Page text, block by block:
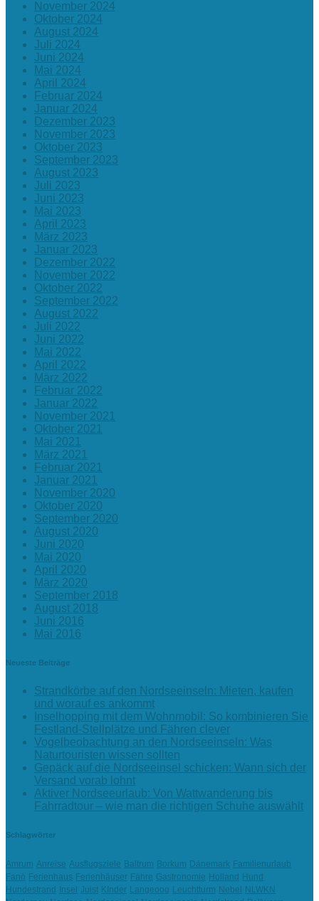
November 2024
Oktober 2024
August 2024
Juli 2024
Juni 2024
Mai 2024
April 2024
Februar 2024
Januar 2024
Dezember 2023
November 2023
Oktober 2023
September 2023
August 2023
Juli 2023
Juni 2023
Mai 2023
April 2023
März 2023
Januar 2023
Dezember 2022
November 2022
Oktober 2022
September 2022
August 2022
Juli 2022
Juni 2022
Mai 2022
April 2022
März 2022
Februar 2022
Januar 2022
November 2021
Oktober 2021
Mai 2021
März 2021
Februar 2021
Januar 2021
November 2020
Oktober 2020
September 2020
August 2020
Juni 2020
Mai 2020
April 2020
März 2020
September 2018
August 2018
Juni 2016
Mai 2016
Neueste Beiträge
Strandkörbe auf den Nordseeinseln: Mieten, kaufen
und worauf es ankommt
Inselhopping mit dem Wohnmobil: So kombinieren Sie
Festland-Stellplätze und Fähren clever
Vogelbeobachtung an den Nordseeinseln: Was
Naturtouristen wissen sollten
Gepäck auf die Nordseeinsel schicken: Wann sich der
Versand vorab lohnt
Aktiver Nordseeurlaub: Von Wattwanderung bis
Fahrradtour – wie man die richtigen Schuhe auswählt
Schlagwörter
Amrum Anreise Ausflugsziele Baltrum Borkum Dänemark Familienurlaub
Fanö Ferienhaus Ferienhäuser Fähre Gastronomie Holland
Hund
Hundestrand
Insel Juist KInder Langeoog Leuchtturm Nebel
NLWKN